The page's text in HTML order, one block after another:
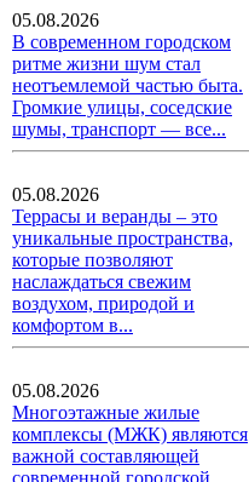
05.08.2026
В современном городском
ритме жизни шум стал
неотъемлемой частью быта.
Громкие улицы, соседские
шумы, транспорт — все...
05.08.2026
Террасы и веранды – это
уникальные пространства,
которые позволяют
наслаждаться свежим
воздухом, природой и
комфортом в...
05.08.2026
Многоэтажные жилые
комплексы (МЖК) являются
важной составляющей
современной городской